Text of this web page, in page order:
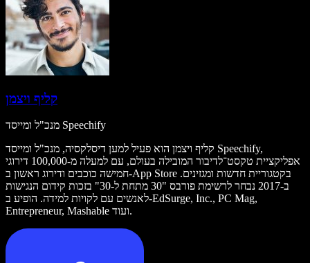
קליף ויצמן
מנכ"ל ומייסד Speechify
קליף ויצמן הוא פעיל למען דיסלקסיה, מנכ"ל ומייסד Speechify,
אפליקציית טקסט־לדיבור המובילה בעולם, עם למעלה מ-100,000 דירוגי
חמישה כוכבים ודירוג ראשון ב-App Store בקטגוריית חדשות ומגזינים.
ב-2017 נבחר לרשימת פורבס "30 מתחת ל-30" בזכות קידום הנגישות
לאנשים עם לקויות למידה. הופיע ב-EdSurge, Inc., PC Mag,
Entrepreneur, Mashable ועוד.